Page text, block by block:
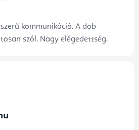
kommunikáció. A dob
szól. Nagy elégedettség.